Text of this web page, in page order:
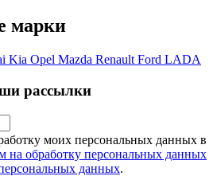
марки
Kia Opel Mazda Renault Ford LADA
рассылки
моих персональных данных в
на обработку персональных данных
данных.